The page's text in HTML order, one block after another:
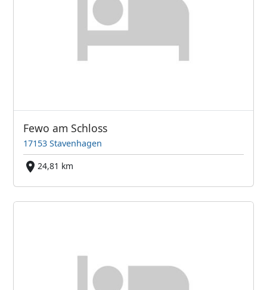
Fewo am Schloss
17153 Stavenhagen
24,81 km